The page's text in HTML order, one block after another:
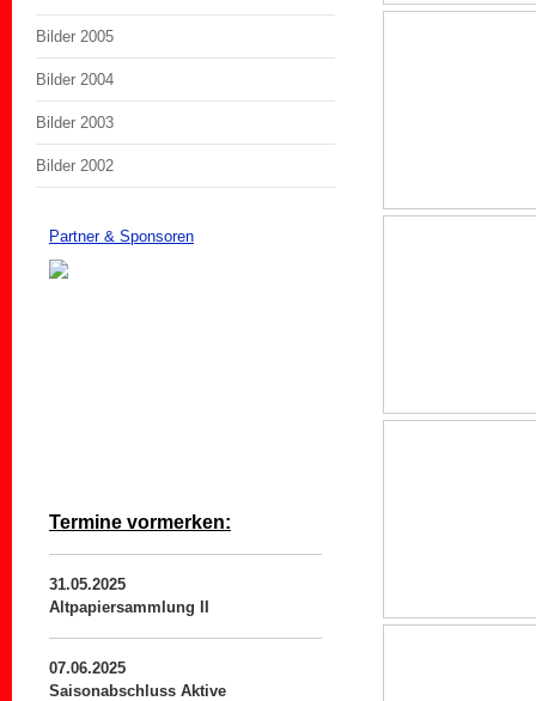
Bilder 2005
Bilder 2004
Bilder 2003
Bilder 2002
Partner & Sponsoren
Termine vormerken:
31.05.2025
Altpapiersammlung II
07.06.2025
Saisonabschluss Aktive